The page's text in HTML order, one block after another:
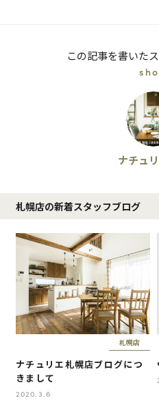
この記事を書いた
ナチュ
札幌店の新着スタッフブログ
札幌店
ナチュリエ札幌店ブログにつ
きまして
2020.3.6